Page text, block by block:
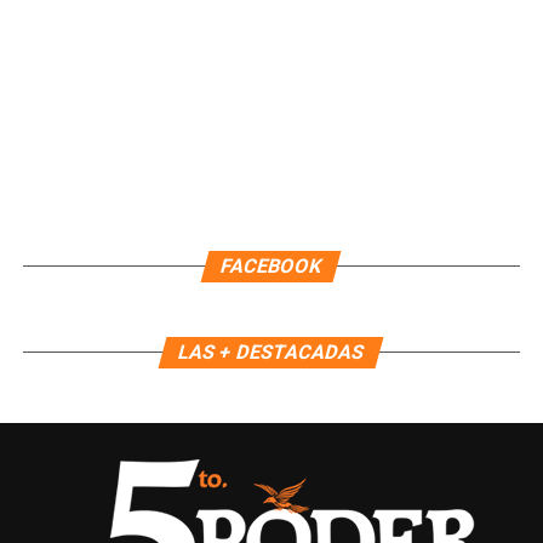
Recibe las noticias al instante
Únete al canal oficial de WhatsApp de
FACEBOOK
LAS + DESTACADAS